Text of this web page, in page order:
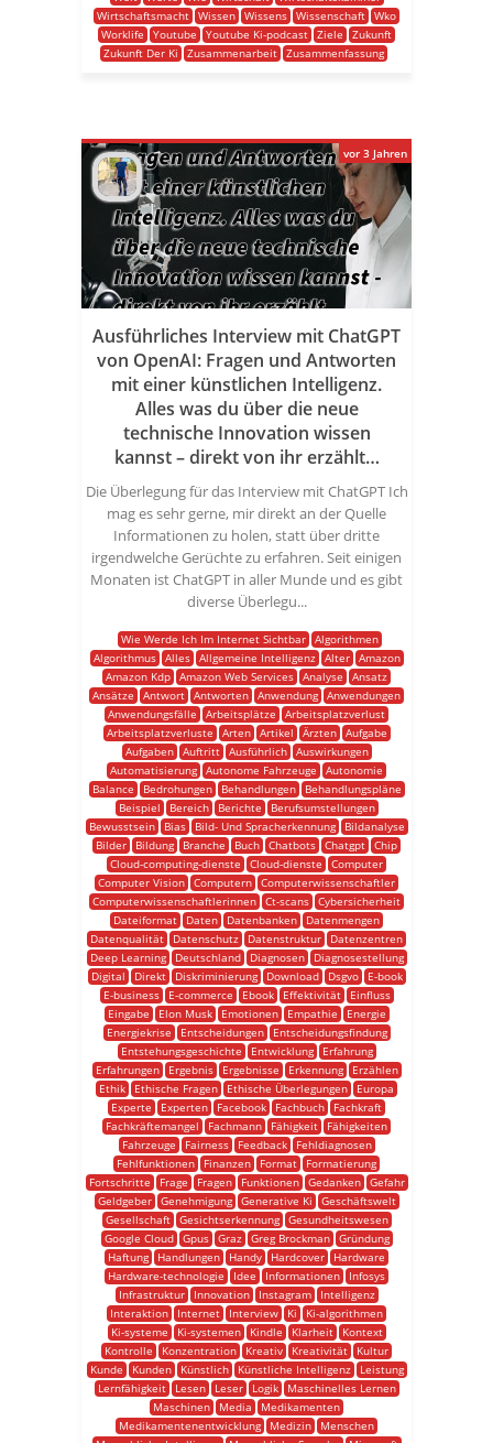
Wirtschaftsmacht Wissen Wissens Wissenschaft Wko
Worklife
Youtube Youtube Ki-podcast Ziele
Zukunft
Zukunft Der Ki
Zusammenarbeit Zusammenfassung
Ausführliches Interview mit ChatGPT
von OpenAI: Fragen und Antworten
mit einer künstlichen Intelligenz.
Alles was du über die neue
technische Innovation wissen
kannst – direkt von ihr erzählt…
Die Überlegung für das Interview mit ChatGPT Ich
mag es sehr gerne, mir direkt an der Quelle
Informationen zu holen, statt über dritte
irgendwelche Gerüchte zu erfahren. Seit einigen
Monaten ist ChatGPT in aller Munde und es gibt
diverse Überlegu...
Wie Werde Ich Im Internet Sichtbar
Algorithmen
Algorithmus
Alles Allgemeine Intelligenz Alter
Amazon
Amazon Kdp Amazon Web Services Analyse
Ansatz
Ansätze
Antwort Antworten Anwendung Anwendungen
Anwendungsfälle
Arbeitsplätze
Arbeitsplatzverlust
Arbeitsplatzverluste
Arten Artikel Ärzten
Aufgabe
Aufgaben
Auftritt Ausführlich
Auswirkungen
Automatisierung Autonome Fahrzeuge
Autonomie
Balance
Bedrohungen Behandlungen
Behandlungspläne
Beispiel
Bereich Berichte
Berufsumstellungen
Bewusstsein
Bias Bild- Und Spracherkennung
Bildanalyse
Bilder
Bildung Branche Buch Chatbots Chatgpt Chip
Cloud-computing-dienste
Cloud-dienste
Computer
Computer Vision Computern Computerwissenschaftler
Computerwissenschaftlerinnen Ct-scans Cybersicherheit
Dateiformat
Daten Datenbanken
Datenmengen
Datenqualität
Datenschutz Datenstruktur
Datenzentren
Deep Learning
Deutschland Diagnosen
Diagnosestellung
Digital
Direkt Diskriminierung Download Dsgvo
E-book
E-business
E-commerce Ebook Effektivität
Einfluss
Eingabe
Elon Musk Emotionen Empathie
Energie
Energiekrise
Entscheidungen
Entscheidungsfindung
Entstehungsgeschichte
Entwicklung
Erfahrung
Erfahrungen
Ergebnis Ergebnisse Erkennung
Erzählen
Ethik
Ethische Fragen Ethische Überlegungen
Europa
Experte
Experten Facebook Fachbuch
Fachkraft
Fachkräftemangel
Fachmann Fähigkeit
Fähigkeiten
Fahrzeuge
Fairness Feedback
Fehldiagnosen
Fehlfunktionen
Finanzen Format
Formatierung
Fortschritte
Frage Fragen Funktionen Gedanken
Gefahr
Geldgeber
Genehmigung Generative Ki
Geschäftswelt
Gesellschaft
Gesichtserkennung
Gesundheitswesen
Google Cloud
Gpus Graz Greg Brockman
Gründung
Haftung
Handlungen Handy Hardcover
Hardware
Hardware-technologie
Idee Informationen
Infosys
Infrastruktur
Innovation Instagram
Intelligenz
Interaktion
Internet Interview Ki
Ki-algorithmen
Ki-systeme
Ki-systemen Kindle Klarheit
Kontext
Kontrolle
Konzentration Kreativ Kreativität
Kultur
Kunde
Kunden Künstlich Künstliche Intelligenz
Leistung
Lernfähigkeit
Lesen Leser Logik
Maschinelles Lernen
Maschinen
Media
Medikamenten
Medikamentenentwicklung
Medizin
Menschen
vor 3 Jahren